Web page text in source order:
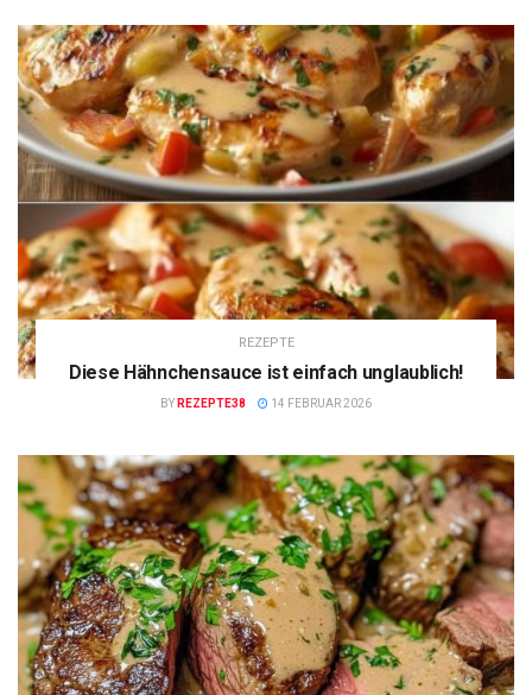
REZEPTE
Diese Hähnchensauce ist einfach unglaublich!
BY REZEPTE38 14 FEBRUAR 2026